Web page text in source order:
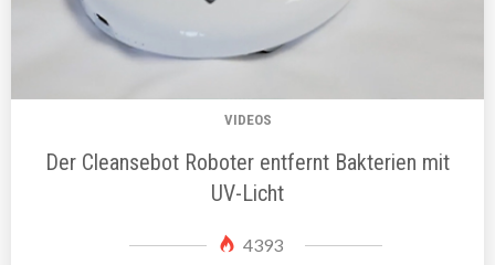
VIDEOS
Der Cleansebot Roboter entfernt Bakterien mit
UV-Licht
4393